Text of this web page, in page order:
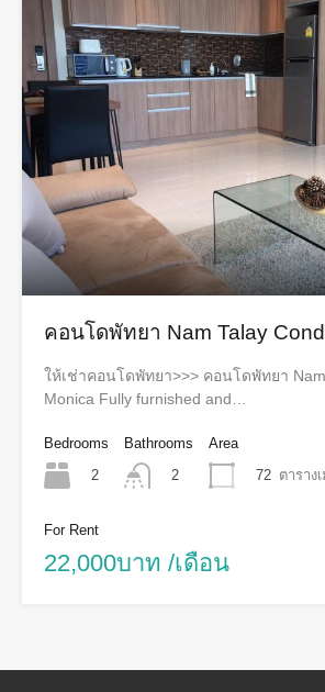
คอนโดพัทยา Nam Talay
ให้เช่าคอนโดพัทยา>>> คอนโดพัทยา
Monica Fully furnished and…
Bedrooms
2
Bathrooms
2
Area
72 ตาราง
For Rent
22,000บาท /เดือน